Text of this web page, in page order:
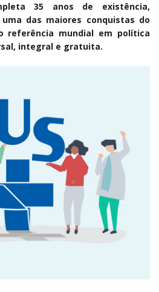
35 anos de existência,
das maiores conquistas do
referência mundial em política
integral e gratuita.